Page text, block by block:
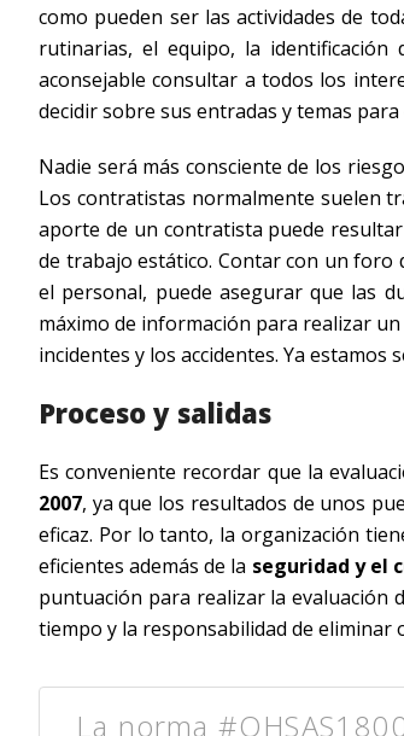
como pueden ser las actividades de
rutinarias, el equipo, la identificación
aconsejable consultar a todos los
decidir sobre sus entradas y temas
Nadie será más consciente de los
Los contratistas normalmente suelen
aporte de un contratista puede
de trabajo estático. Contar con un foro
el personal, puede asegurar que las
máximo de información para realizar
incidentes y los accidentes. Ya estamos
Proceso y salidas
Es conveniente recordar que la
2007, ya que los resultados de unos
eficaz. Por lo tanto, la organización
eficientes además de la seguridad y el
puntuación para realizar la evaluación
tiempo y la responsabilidad de eliminar
La norma